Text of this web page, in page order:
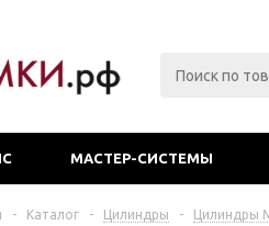
МАСТЕР-СИСТЕМЫ
- Каталог - Цилиндры - Цилиндры